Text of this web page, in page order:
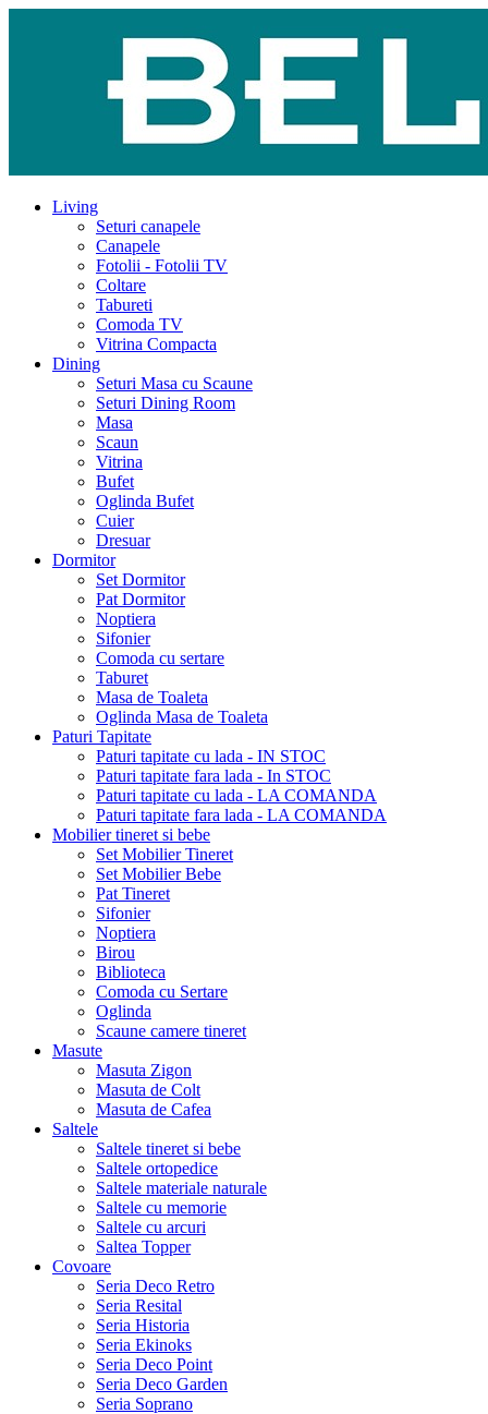
Living
Seturi canapele
Canapele
Fotolii - Fotolii TV
Coltare
Tabureti
Comoda TV
Vitrina Compacta
Dining
Seturi Masa cu Scaune
Seturi Dining Room
Masa
Scaun
Vitrina
Bufet
Oglinda Bufet
Cuier
Dresuar
Dormitor
Set Dormitor
Pat Dormitor
Noptiera
Sifonier
Comoda cu sertare
Taburet
Masa de Toaleta
Oglinda Masa de Toaleta
Paturi Tapitate
Paturi tapitate cu lada - IN STOC
Paturi tapitate fara lada - In STOC
Paturi tapitate cu lada - LA COMANDA
Paturi tapitate fara lada - LA COMANDA
Mobilier tineret si bebe
Set Mobilier Tineret
Set Mobilier Bebe
Pat Tineret
Sifonier
Noptiera
Birou
Biblioteca
Comoda cu Sertare
Oglinda
Scaune camere tineret
Masute
Masuta Zigon
Masuta de Colt
Masuta de Cafea
Saltele
Saltele tineret si bebe
Saltele ortopedice
Saltele materiale naturale
Saltele cu memorie
Saltele cu arcuri
Saltea Topper
Covoare
Seria Deco Retro
Seria Resital
Seria Historia
Seria Ekinoks
Seria Deco Point
Seria Deco Garden
Seria Soprano